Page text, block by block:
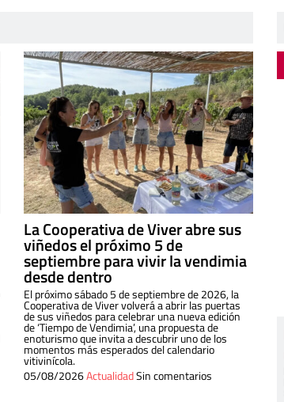
La Cooperativa de Viver abre sus
viñedos el próximo 5 de
septiembre para vivir la vendimia
desde dentro
El próximo sábado 5 de septiembre de 2026, la
Cooperativa de Viver volverá a abrir las puertas
de sus viñedos para celebrar una nueva edición
de ‘Tiempo de Vendimia’, una propuesta de
enoturismo que invita a descubrir uno de los
momentos más esperados del calendario
vitivinícola.
05/08/2026ActualidadSin comentarios